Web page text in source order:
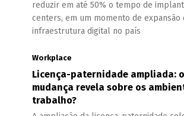
reduzir em até 50% o tempo de
centers, em um momento de expansão
infraestrutura digital no país
Workplace
Licença-paternidade ampliada:
mudança revela sobre os
trabalho?